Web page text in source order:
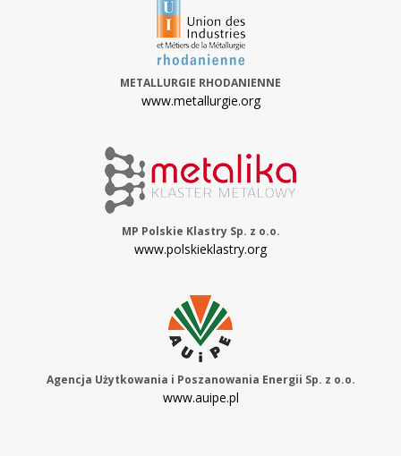
METALLURGIE RHODANIENNE
www.metallurgie.org
MP Polskie Klastry Sp. z o.o.
www.polskieklastry.org
Agencja Użytkowania i Poszanowania Energii Sp. z o.o.
www.auipe.pl